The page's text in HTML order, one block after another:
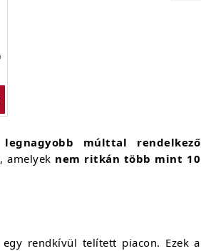
legnagyobb múlttal rendelkező
amelyek nem ritkán több mint 10
rendkívül telített piacon. Ezek a